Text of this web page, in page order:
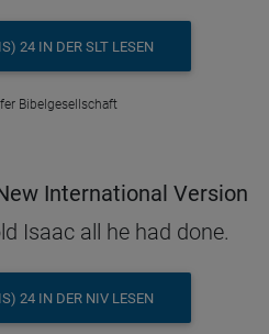
24 IN DER SLT LESEN
Bibelgesellschaft
International Version
Isaac all he had done.
24 IN DER NIV LESEN